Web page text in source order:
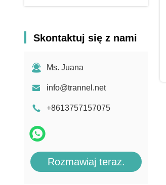
Skontaktuj się z nami
Ms. Juana
info@trannel.net
+8613757157075
Rozmawiaj teraz.